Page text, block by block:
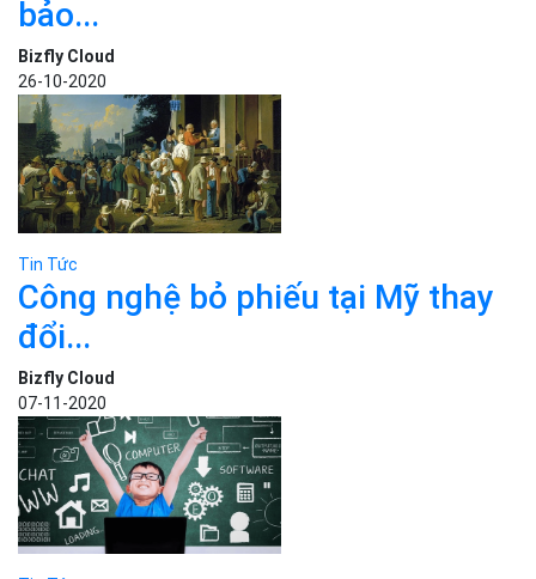
Công nghệ bỏ phiếu tại Mỹ thay
đổi...
Bizfly Cloud
07-11-2020
Tin Tức
Trẻ em có thể học ngôn ngữ
lập...
Bizfly Cloud
11-11-2020